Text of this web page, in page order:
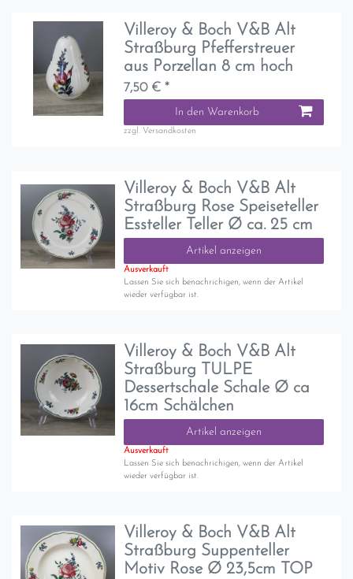
Villeroy & Boch V&B Alt
Straßburg Pfefferstreuer
aus Porzellan 8 cm hoch
7,50 € *
In den Warenkorb
zzgl. Versandkosten
Villeroy & Boch V&B Alt
Straßburg Rose Speiseteller
Essteller Teller Ø ca. 25 cm
Artikel anzeigen
Ausverkauft
Lassen Sie sich benachrichigen, wenn der Artikel
wieder verfügbar ist.
Villeroy & Boch V&B Alt
Straßburg TULPE
Dessertschale Schale Ø ca
16cm Schälchen
Artikel anzeigen
Ausverkauft
Lassen Sie sich benachrichigen, wenn der Artikel
wieder verfügbar ist.
Villeroy & Boch V&B Alt
Straßburg Suppenteller
Motiv Rose Ø 23,5cm TOP